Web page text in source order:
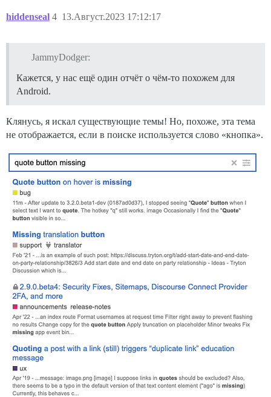
hiddenseal 13.Август.2023 17:12:17
4
JammyDodger:
Кажется, у нас ещё один отчёт о чём-то похожем для
Android.
Клянусь, я искал существующие темы! Но, похоже, эта тема
не отображается, если в поиске используется слово «кнопка».